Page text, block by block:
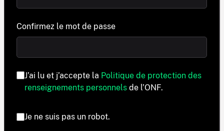
Confirmez le mot de passe
J’ai lu et j’accepte la Politique de protection des
renseignements personnels de l’ONF.
Je ne suis pas un robot.